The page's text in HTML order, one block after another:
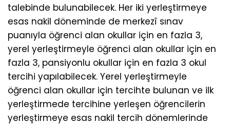
talebinde bulunabilecek. Her iki yerleştirmeye
esas nakil döneminde de merkezî sınav
puanıyla öğrenci alan okullar için en fazla 3,
yerel yerleştirmeyle öğrenci alan okullar için en
fazla 3, pansiyonlu okullar için en fazla 3 okul
tercihi yapılabilecek. Yerel yerleştirmeyle
öğrenci alan okullar için tercihte bulunan ve ilk
yerleştirmede tercihine yerleşen öğrencilerin
yerleştirmeye esas nakil tercih dönemlerinde